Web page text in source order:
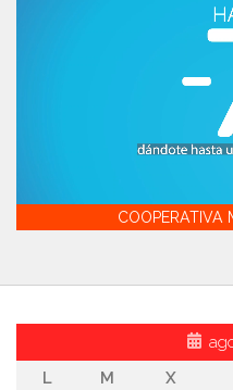
COOPERATIVA
L
M X